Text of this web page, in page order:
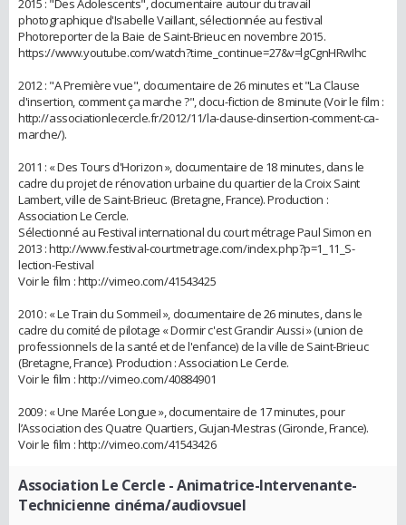
2015 : "Des Adolescents", documentaire autour du travail
photographique d'Isabelle Vaillant, sélectionnée au festival
Photoreporter de la Baie de Saint-Brieuc en novembre 2015.
https://www.youtube.com/watch?time_continue=27&v=lgCgnHRwIhc
2012 : "A Première vue", documentaire de 26 minutes et "La Clause
d'insertion, comment ça marche ?", docu-fiction de 8 minute (Voir le film :
http://associationlecercle.fr/2012/11/la-clause-dinsertion-comment-ca-
marche/).
2011 : « Des Tours d'Horizon », documentaire de 18 minutes, dans le
cadre du projet de rénovation urbaine du quartier de la Croix Saint
Lambert, ville de Saint-Brieuc. (Bretagne, France). Production :
Association Le Cercle.
Sélectionné au Festival international du court métrage Paul Simon en
2013 : http://www.festival-courtmetrage.com/index.php?p=1_11_S-
lection-Festival
Voir le film : http://vimeo.com/41543425
2010 : « Le Train du Sommeil », documentaire de 26 minutes, dans le
cadre du comité de pilotage « Dormir c'est Grandir Aussi » (union de
professionnels de la santé et de l'enfance) de la ville de Saint-Brieuc
(Bretagne, France). Production : Association Le Cercle.
Voir le film : http://vimeo.com/40884901
2009 : « Une Marée Longue », documentaire de 17 minutes, pour
l’Association des Quatre Quartiers, Gujan-Mestras (Gironde, France).
Voir le film : http://vimeo.com/41543426
Association Le Cercle - Animatrice-Intervenante-
Technicienne cinéma/audiovsuel